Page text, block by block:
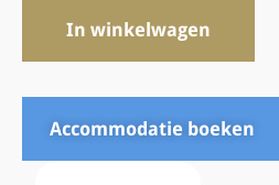
In winkelwagen
Accommodatie boeken